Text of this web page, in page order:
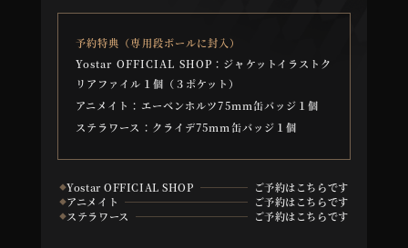
予約特典（専用段ボールに封入）
Yostar OFFICIAL SHOP： ジャケットイラストク
リアファイル１個（３ポケット）
アニメイト： エーベンホルツ75mm缶バッジ１個
ステラワース： クライデ75mm缶バッジ１個
◆Yostar OFFICIAL SHOP ご予約はこちらです
◆アニメイト ご予約はこちらです
◆ステラワース ご予約はこちらです